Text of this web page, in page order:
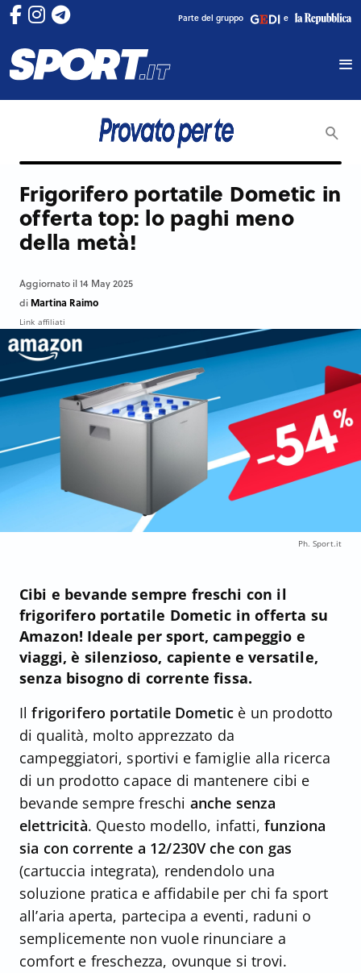
Parte del gruppo e
Frigorifero portatile Dometic in
offerta top: lo paghi meno
della metà!
Aggiornato il 14 May 2025
di Martina Raimo
Link affiliati
Ph. Sport.it
Cibi e bevande sempre freschi con il
frigorifero portatile Dometic in offerta su
Amazon! Ideale per sport, campeggio e
viaggi, è silenzioso, capiente e versatile,
senza bisogno di corrente fissa.
Ilfrigorifero portatile Dometic è un prodotto
di qualità, molto apprezzato da
campeggiatori, sportivi e famiglie alla ricerca
di un prodotto capace di mantenere cibi e
bevande sempre freschi anche senza
elettricità. Questo modello, infatti,funziona
sia con corrente a 12/230V che con gas
(cartuccia integrata), rendendolo una
soluzione pratica e affidabile per chi fa sport
all’aria aperta, partecipa a eventi, raduni o
semplicemente non vuole rinunciare a
comfort e freschezza, ovunque si trovi.